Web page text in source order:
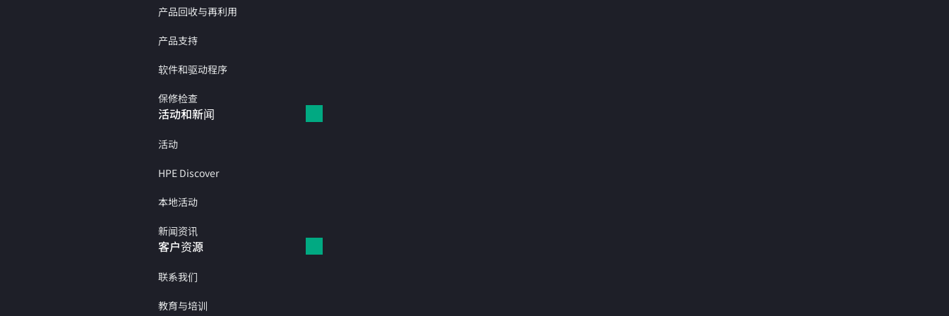
产品回收与再利用
产品支持
软件和驱动程序
保修检查
活动和新闻
活动
HPE Discover
本地活动
新闻资讯
客户资源
联系我们
教育与培训